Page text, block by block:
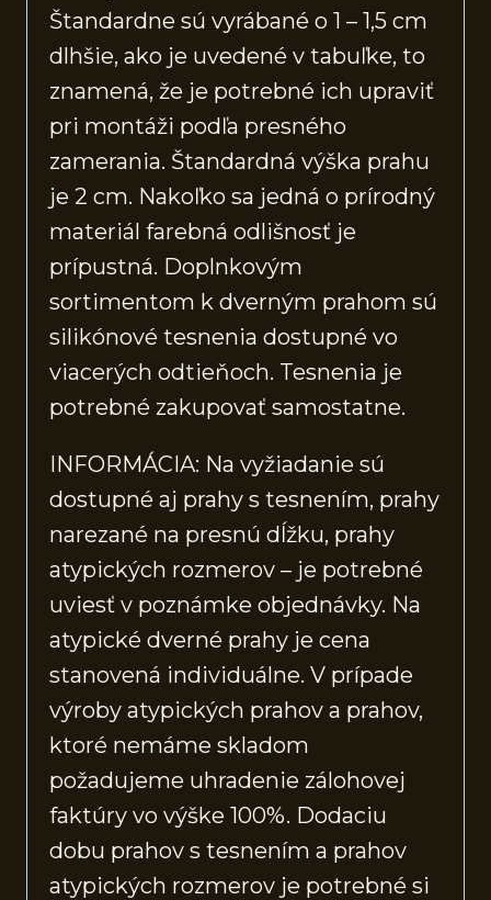
Štandardne sú vyrábané o 1 – 1,5 cm
dlhšie, ako je uvedené v tabuľke, to
znamená, že je potrebné ich upraviť
pri montáži podľa presného
zamerania. Štandardná výška prahu
je 2 cm. Nakoľko sa jedná o prírodný
materiál farebná odlišnosť je
prípustná. Doplnkovým
sortimentom k dverným prahom sú
silikónové tesnenia dostupné vo
viacerých odtieňoch. Tesnenia je
potrebné zakupovať samostatne.
INFORMÁCIA: Na vyžiadanie sú
dostupné aj prahy s tesnením, prahy
narezané na presnú dĺžku, prahy
atypických rozmerov – je potrebné
uviesť v poznámke objednávky. Na
atypické dverné prahy je cena
stanovená individuálne. V prípade
výroby atypických prahov a prahov,
ktoré nemáme skladom
požadujeme uhradenie zálohovej
faktúry vo výške 100%. Dodaciu
dobu prahov s tesnením a prahov
atypických rozmerov je potrebné si